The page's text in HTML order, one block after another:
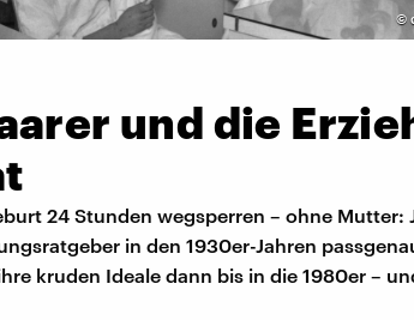
©
und die
24 Stunden wegsperren – ohne Mutter:
in den 1930er-Jahren
kruden Ideale dann bis in die 1980er –